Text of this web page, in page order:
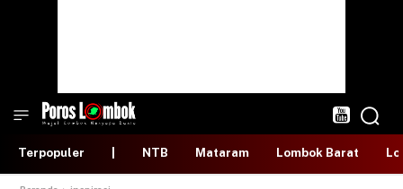
Terpopuler NTB Mataram Lombok Barat